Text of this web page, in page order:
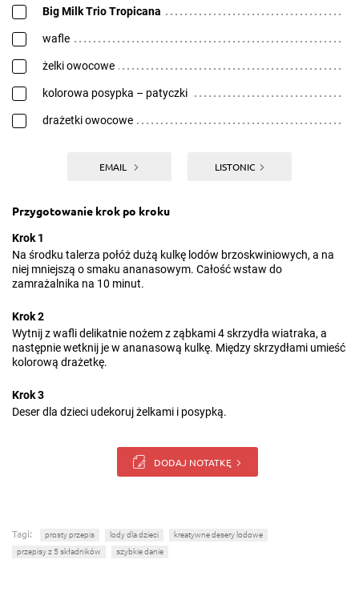
Big Milk Trio Tropicana
wafle
żelki owocowe
kolorowa posypka – patyczki
drażetki owocowe
EMAIL LISTONIC
Przygotowanie krok po kroku
Krok 1
Na środku talerza połóż dużą kulkę lodów brzoskwiniowych, a na
niej mniejszą o smaku ananasowym. Całość wstaw do
zamrażalnika na 10 minut.
Krok 2
Wytnij z wafli delikatnie nożem z ząbkami 4 skrzydła wiatraka, a
następnie wetknij je w ananasową kulkę. Między skrzydłami umieść
kolorową drażetkę.
Krok 3
Deser dla dzieci udekoruj żelkami i posypką.
DODAJ NOTATKĘ
Tagi: prosty przepis lody dla dzieci
kreatywne desery lodowe
przepisy z 5 składników
szybkie danie